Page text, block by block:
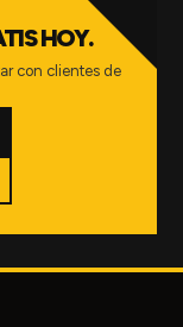
HOY.
con clientes de